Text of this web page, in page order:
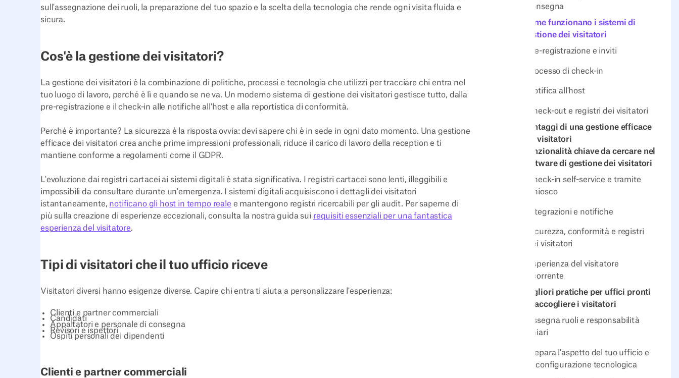
consegna
Come funzionano i sistemi di
gestione dei visitatori
Pre-registrazione e inviti
Processo di check-in
Notifica all'host
Check-out e registri dei visitatori
Vantaggi di una gestione efficace
dei visitatori
Funzionalità chiave da cercare nel
software di gestione dei visitatori
Check-in self-service e tramite
Chiosco
Integrazioni e notifiche
Sicurezza, conformità e registri
dei visitatori
Esperienza del visitatore
ricorrente
Migliori pratiche per uffici pronti
ad accogliere i visitatori
Assegna ruoli e responsabilità
chiari
Prepara l'aspetto del tuo ufficio e
la configurazione tecnologica
sull'assegnazione dei ruoli, la preparazione del tuo spazio e la scelta della tecnologia che rende ogni visita fluida e
sicura.
Cos'è la gestione dei visitatori?
La gestione dei visitatori è la combinazione di politiche, processi e tecnologia che utilizzi per tracciare chi entra nel
tuo luogo di lavoro, perché è lì e quando se ne va. Un moderno sistema di gestione dei visitatori gestisce tutto, dalla
pre-registrazione e il check-in alle notifiche all'host e alla reportistica di conformità.
Perché è importante? La sicurezza è la risposta ovvia: devi sapere chi è in sede in ogni dato momento. Una gestione
efficace dei visitatori crea anche prime impressioni professionali, riduce il carico di lavoro della reception e ti
mantiene conforme a regolamenti come il GDPR.
L'evoluzione dai registri cartacei ai sistemi digitali è stata significativa. I registri cartacei sono lenti, illeggibili e
impossibili da consultare durante un'emergenza. I sistemi digitali acquisiscono i dettagli dei visitatori
istantaneamente, notificano gli host in tempo reale e mantengono registri ricercabili per gli audit. Per saperne di
più sulla creazione di esperienze eccezionali, consulta la nostra guida sui requisiti essenziali per una fantastica
esperienza del visitatore.
Tipi di visitatori che il tuo ufficio riceve
Visitatori diversi hanno esigenze diverse. Capire chi entra ti aiuta a personalizzare l'esperienza:
Clienti e partner commerciali
Candidati
Appaltatori e personale di consegna
Revisori e ispettori
Ospiti personali dei dipendenti
Clienti e partner commerciali